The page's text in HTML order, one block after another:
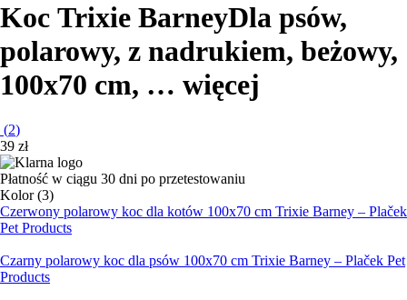
Koc Trixie BarneyDla psów,
polarowy, z nadrukiem, beżowy,
100x70 cm, … więcej
(2)
39 zł
Płatność w ciągu 30 dni po przetestowaniu
Kolor (3)
Czerwony polarowy koc dla kotów 100x70 cm Trixie Barney – Plaček
Pet Products
Czarny polarowy koc dla psów 100x70 cm Trixie Barney – Plaček Pet
Products